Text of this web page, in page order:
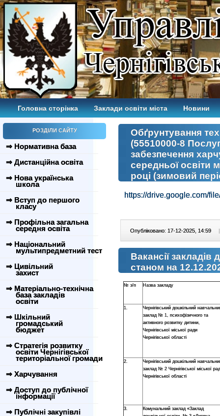
Головна сторінка Заклади освіти міста Новини
РОЗДІЛИ САЙТУ
⇒ Нормативна база
⇒ Дистанційна освіта
⇒ Нова українська
школа
⇒ Вступ до першого
класу
⇒ Профільна загальна
середня освіта
⇒ Національний
мультипредметний тест
⇒ Цивільний
захист
⇒ Матеріально-технічна
база закладів
освіти
⇒ Шкільний
громадський
бюджет
⇒ Стратегія розвитку
освіти Чернігівської
територіальної громади
⇒ Харчування
⇒ Доступ до публічної
інформації
⇒ Публічні закупівлі
Обґрунтування
(55510000-8
забезпечення
середньої освіти
році (зимовий
https://drive.google.com/
Опубліковано: 17-12-2025, 14:59 |
Вакансії закладів
станом на
№ з/п Назва закладу
1.
Чернігівський дошкільний
заклад № 1, психофізичного та
активного розвитку дитини,
Чернігівської міської ради
Чернігівської області
2.
Чернігівський дошкільний
заклад № 2 Чернігівської міської
Чернігівської області
3.
Комунальний заклад «Заклад